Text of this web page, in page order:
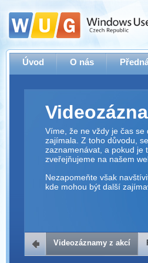
Úvod O nás
Víme, že ne vždy je čas
zajímala. Z toho důvodu,
zaznamenávat, a pokud je
zveřejňujeme na našem
Nezapomeňte však
kde mohou být další
Přehrávač
Videozáznamy z akcí